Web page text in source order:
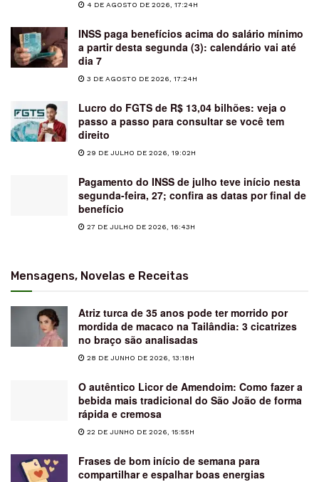
4 DE AGOSTO DE 2026, 17:24H
INSS paga benefícios acima do salário mínimo
a partir desta segunda (3): calendário vai até
dia 7
3 DE AGOSTO DE 2026, 17:24H
Lucro do FGTS de R$ 13,04 bilhões: veja o
passo a passo para consultar se você tem
direito
29 DE JULHO DE 2026, 19:02H
Pagamento do INSS de julho teve início nesta
segunda-feira, 27; confira as datas por final de
benefício
27 DE JULHO DE 2026, 16:43H
Mensagens, Novelas e Receitas
Atriz turca de 35 anos pode ter morrido por
mordida de macaco na Tailândia: 3 cicatrizes
no braço são analisadas
28 DE JUNHO DE 2026, 13:18H
O autêntico Licor de Amendoim: Como fazer a
bebida mais tradicional do São João de forma
rápida e cremosa
22 DE JUNHO DE 2026, 15:55H
Frases de bom início de semana para
compartilhar e espalhar boas energias